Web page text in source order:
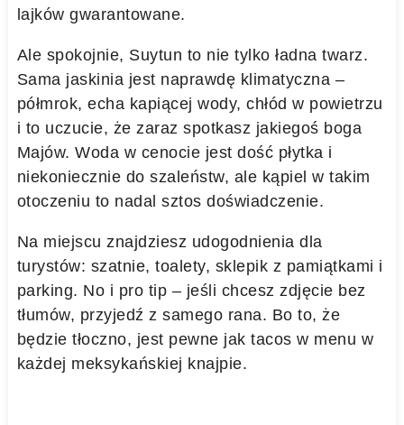
lajków gwarantowane.
Ale spokojnie, Suytun to nie tylko ładna twarz.
Sama jaskinia jest naprawdę klimatyczna –
półmrok, echa kapiącej wody, chłód w powietrzu
i to uczucie, że zaraz spotkasz jakiegoś boga
Majów. Woda w cenocie jest dość płytka i
niekoniecznie do szaleństw, ale kąpiel w takim
otoczeniu to nadal sztos doświadczenie.
Na miejscu znajdziesz udogodnienia dla
turystów: szatnie, toalety, sklepik z pamiątkami i
parking. No i pro tip – jeśli chcesz zdjęcie bez
tłumów, przyjedź z samego rana. Bo to, że
będzie tłoczno, jest pewne jak tacos w menu w
każdej meksykańskiej knajpie.